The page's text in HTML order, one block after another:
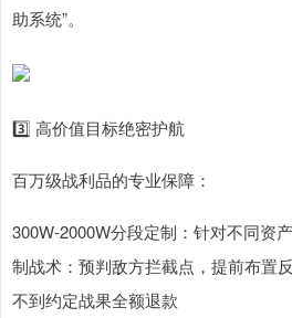
助系统”。
3️⃣ 高价值目标绝密护航
百万级战利品的专业保障：
300W-2000W分段定制：针对不同资
制战术：预判敌方拦截点，提前布置
不到约定战果全额退款